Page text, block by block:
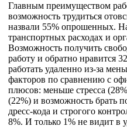
Главным преимуществом
возможность трудиться
назвали 55% опрошенных.
транспортных расходах и
Возможность получить
работу и обратно нравится
работать удаленно из-за
факторов по сравнению с
плюсов: меньше стресса
(22%) и возможность брать
дресс-кода и строгого
8%. И только 1% не видит в